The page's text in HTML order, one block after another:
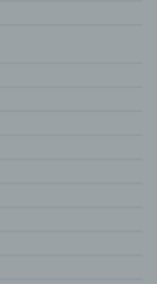
oder juristische
oder andere
davon, ob
Rahmen eines
nach